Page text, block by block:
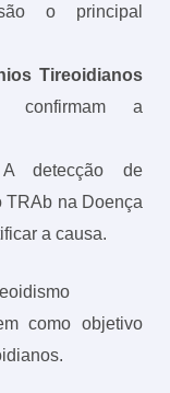
o principal
Tireoidianos
confirmam a
detecção de
TRAb na Doença
a causa.
como objetivo